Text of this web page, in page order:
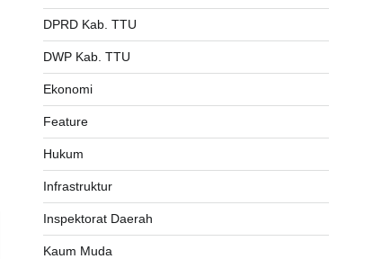
DPRD Kab. TTU
DWP Kab. TTU
Ekonomi
Feature
Hukum
Infrastruktur
Inspektorat Daerah
Kaum Muda